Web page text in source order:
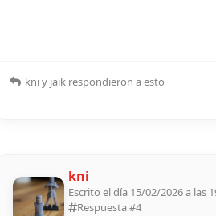
kniy jaik respondieron a esto
kni
Escrito el día 15/02/2026 a las
Respuesta #4